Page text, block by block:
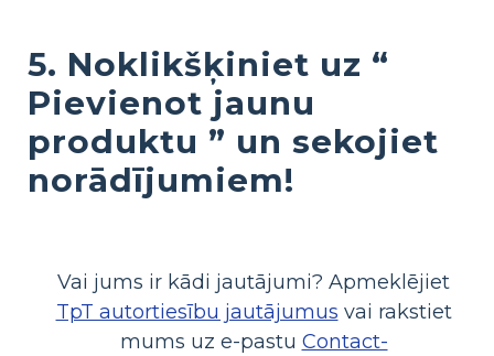
5. Noklikšķiniet uz “
Pievienot jaunu
produktu ” un sekojiet
norādījumiem!
Vai jums ir kādi jautājumi? Apmeklējiet
TpT autortiesību jautājumus vai rakstiet
mums uz e-pastu Contact-